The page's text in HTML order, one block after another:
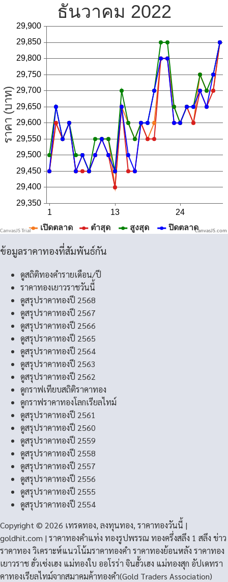
CanvasJS.com
ข้อมูลราคาทองที่สัมพันธ์กัน
ดูสถิติทองคำรายเดือน/ปี
ราคาทองเยาวราชวันนี้
ดูสรุปราคาทองปี 2568
ดูสรุปราคาทองปี 2567
ดูสรุปราคาทองปี 2566
ดูสรุปราคาทองปี 2565
ดูสรุปราคาทองปี 2564
ดูสรุปราคาทองปี 2563
ดูสรุปราคาทองปี 2562
ดูกราฟเทียบสถิติราคาทอง
ดูกราฟราคาทองโลกเรียลไทม์
ดูสรุปราคาทองปี 2561
ดูสรุปราคาทองปี 2560
ดูสรุปราคาทองปี 2559
ดูสรุปราคาทองปี 2558
ดูสรุปราคาทองปี 2557
ดูสรุปราคาทองปี 2556
ดูสรุปราคาทองปี 2555
ดูสรุปราคาทองปี 2554
Copyright © 2026 เทรดทอง, ลงทุนทอง, ราคาทองวันนี้ |
goldhit.com | ราคาทองคําแท่ง ทองรูปพรรณ ทองครึ่งสลึง 1 สลึง ข่าว
ราคาทอง วิเคราะห์แนวโน้มราคาทองคํา ราคาทองย้อนหลัง ราคาทอง
เยาวราช ฮั่วเซ่งเฮง แม่ทองใบ ออโรร่า จินฮั้วเฮง แม่ทองสุก อัปเดทรา
คาทองเรียลไทม์จากสมาคมค้าทองคำ(Gold Traders Association)